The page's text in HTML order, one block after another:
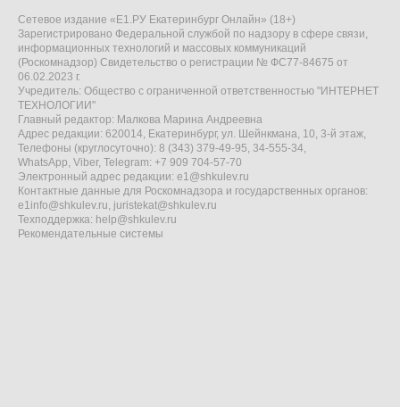
Сетевое издание «Е1.РУ Екатеринбург Онлайн» (18+)
Зарегистрировано Федеральной службой по надзору в сфере связи,
информационных технологий и массовых коммуникаций
(Роскомнадзор) Свидетельство о регистрации № ФС77-84675 от
06.02.2023 г.
Учредитель: Общество с ограниченной ответственностью "ИНТЕРНЕТ
ТЕХНОЛОГИИ"
Главный редактор: Малкова Марина Андреевна
Адрес редакции: 620014, Екатеринбург, ул. Шейнкмана, 10, 3-й этаж,
Телефоны (круглосуточно): 8 (343) 379-49-95, 34-555-34,
WhatsApp, Viber, Telegram: +7 909 704-57-70
Электронный адрес редакции: e1@shkulev.ru
Контактные данные для Роскомнадзора и государственных органов:
e1info@shkulev.ru, juristekat@shkulev.ru
Техподдержка: help@shkulev.ru
Рекомендательные системы